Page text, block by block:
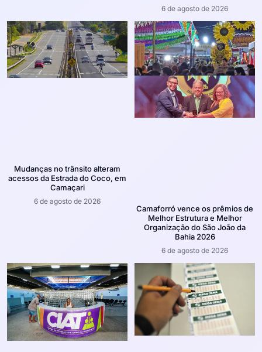
6 de agosto de 2026
Mudanças no trânsito alteram
acessos da Estrada do Coco, em
Camaçari
6 de agosto de 2026
Camaforró vence os prêmios de
Melhor Estrutura e Melhor
Organização do São João da
Bahia 2026
6 de agosto de 2026